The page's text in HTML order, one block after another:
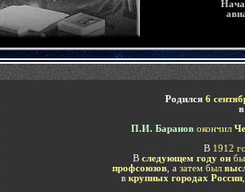
Родился 6
П.И. Баранов окончил
В 1912
В следующем году он
профсоюзов, а затем был
в крупных городах России